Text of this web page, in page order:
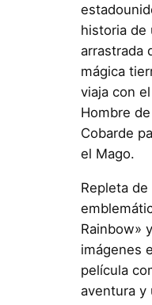
historia de
arrastrada
mágica
viaja con
Hombre
Cobarde
el Mago.
Repleta
Rainbow»
imágenes
película
aventura y